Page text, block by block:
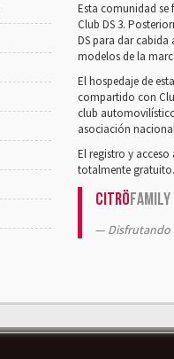
Esta comunidad se
Club DS 3.
DS para dar
modelos de la
El hospedaje de
compartido con
club
asociación
El registro y
totalmente gratuito.
CitröFamily
Disfrutando